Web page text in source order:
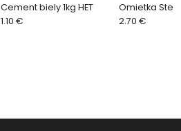
Cement biely 1kg HET
1.10 €
Omietka
2.70 €